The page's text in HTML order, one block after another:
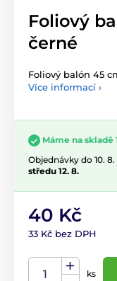
Foliový
černé
Foliový balón 45
Více informací ›
Máme na skladě
Objednávky do 10.
středu 12. 8.
40 Kč
33 Kč bez DPH
ks